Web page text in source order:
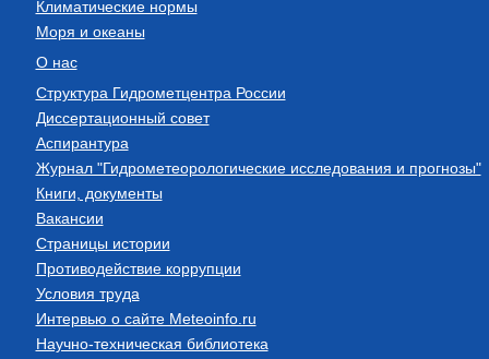
Климатические нормы
Моря и океаны
О нас
Структура Гидрометцентра России
Диссертационный совет
Аспирантура
Журнал "Гидрометеорологические исследования и прогнозы"
Книги, документы
Вакансии
Страницы истории
Противодействие коррупции
Условия труда
Интервью о сайте Meteoinfo.ru
Научно-техническая библиотека